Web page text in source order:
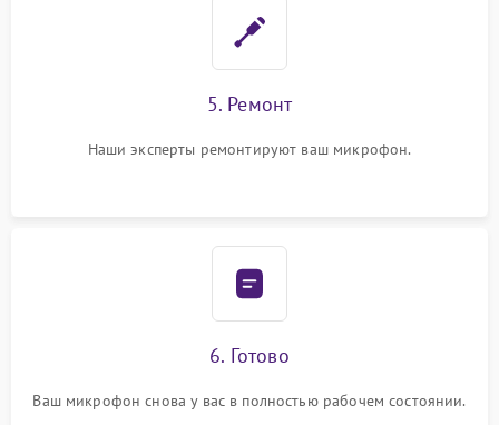
5. Ремонт
Наши эксперты ремонтируют ваш микрофон.
6. Готово
Ваш микрофон снова у вас в полностью рабочем состоянии.